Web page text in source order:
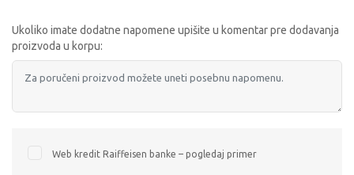
Ukoliko imate dodatne napomene upišite u komentar pre dodavanja
proizvoda u korpu:
Web kredit Raiffeisen banke – pogledaj primer